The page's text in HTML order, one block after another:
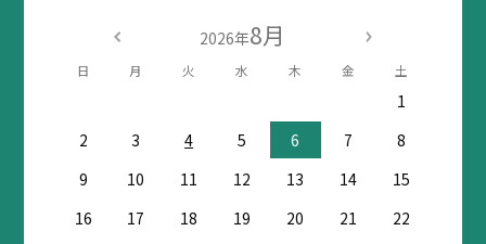
2026年8月
日 月 火 水 木 金 土
1
2
3 4 5 6 7
8
9
10 11 12 13 14
15
16
17 18 19 20 21
22